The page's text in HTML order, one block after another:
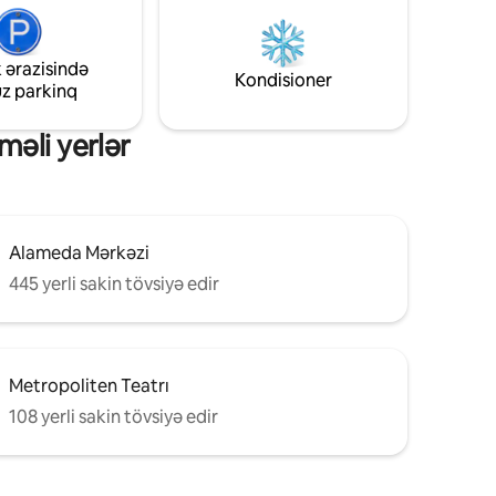
parkinq
Kondisioner
yerlər
Alameda Mərkəzi
445 yerli sakin tövsiyə edir
Metropoliten Teatrı
108 yerli sakin tövsiyə edir